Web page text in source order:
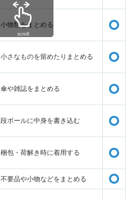
小物類をまとめる
小さなものを留めたりまとめる
傘や雑誌をまとめる
段ボールに中身を書き込む
梱包・荷解き時に着用する
不要品や小物などをまとめる
scroll